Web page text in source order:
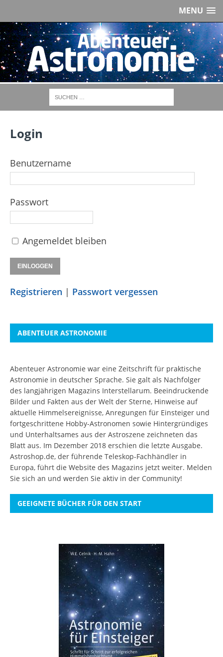
MENU
Login
Benutzername
Passwort
Angemeldet bleiben
Registrieren | Passwort vergessen
ABENTEUER ASTRONOMIE
Abenteuer Astronomie war eine Zeitschrift für praktische
Astronomie in deutscher Sprache. Sie galt als Nachfolger
des langjährigen Magazins Interstellarum. Beeindruckende
Bilder und Fakten aus der Welt der Sterne, Hinweise auf
aktuelle Himmelsereignisse, Anregungen für Einsteiger und
fortgeschrittene Hobby-Astronomen sowie Hintergründiges
und Unterhaltsames aus der Astroszene zeichneten das
Blatt aus. Im Dezember 2018 erschien die letzte Ausgabe.
Astroshop.de, der führende Teleskop-Fachhändler in
Europa, führt die Website des Magazins jetzt weiter. Melden
Sie sich an und werden Sie aktiv in der Community!
GEEIGNETE BÜCHER FÜR DEN START